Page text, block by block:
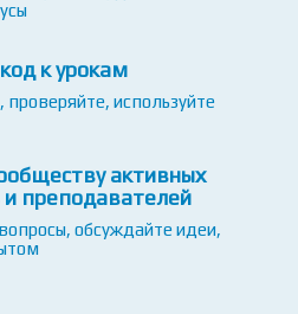
урокам
статьи, домашние
проверяйте, используйте
активных
преподавателей